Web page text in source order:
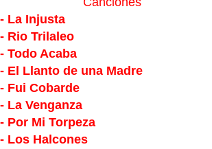
La Injusta
Rio Trilaleo
Todo Acaba
El Llanto de una Madre
Fui Cobarde
La Venganza
Por Mi Torpeza
Los Halcones